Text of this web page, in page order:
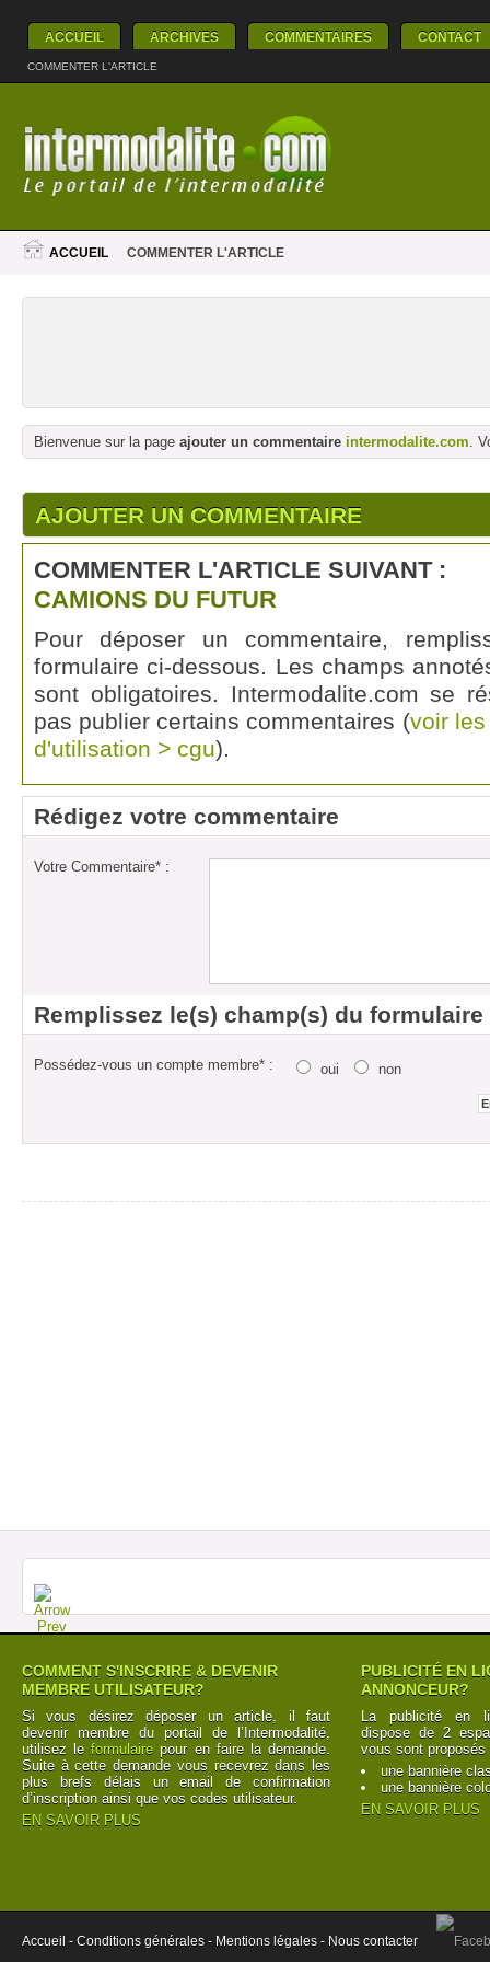
ACCUEIL ARCHIVES COMMENTAIRES CONTACT
COMMENTER L'ARTICLE
ACCUEIL COMMENTER L'ARTICLE
Bienvenue sur la page ajouter un commentaire intermodalite.com.
AJOUTER UN COMMENTAIRE
COMMENTER L'ARTICLE SUIVANT :
CAMIONS DU FUTUR
Pour déposer un commentaire,
formulaire ci-dessous. Les champs
sont obligatoires. Intermodalite.com se
pas publier certains commentaires (voir
d'utilisation > cgu).
Rédigez votre commentaire
Votre Commentaire* :
Remplissez le(s) champ(s) du formulaire
Possédez-vous un compte membre* : oui non
COMMENT S'INSCRIRE & DEVENIR
MEMBRE UTILISATEUR?
Si vous désirez déposer un article, il faut
devenir membre du portail de l’Intermodalité,
utilisez leformulaire pour en faire la demande.
Suite à cette demande vous recevrez dans les
plus brefs délais un email de confirmation
d’inscription ainsi que vos codes utilisateur.
EN SAVOIR PLUS
PUBLICITÉ EN
ANNONCEUR?
La publicité en
dispose de 2
vous sont proposés
une bannière
une bannière
EN SAVOIR PLUS
Accueil - Conditions générales - Mentions légales - Nous contacter